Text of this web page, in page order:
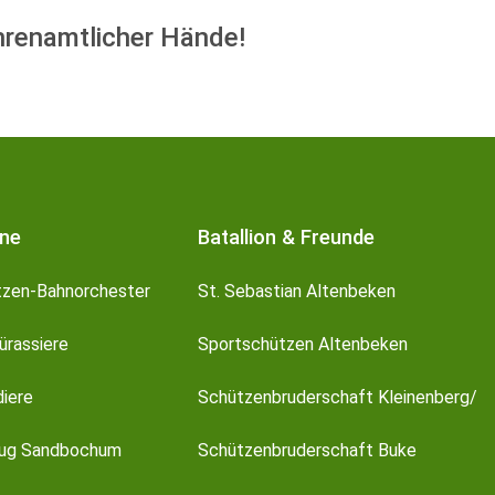
Hände!
Bahnorchester
Sandbochum
Batallion & Freunde
St. Sebastian Altenbeken
Sportschützen Altenbeken
Schützenbruderschaft Kleinenberg/
Schützenbruderschaft Buke